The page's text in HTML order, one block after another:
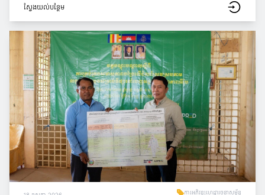
ស្វែង​យល់​បន្ថែម
ការអភិវឌ្ឍហេដ្ឋារចនាសម្ព័ន្ធ